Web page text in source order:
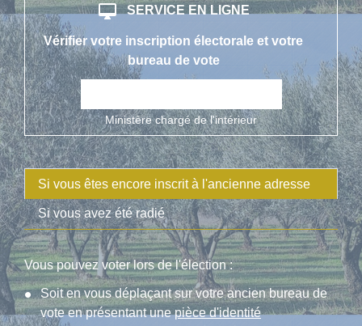
desktop_mac SERVICE EN LIGNE
Vérifier votre inscription électorale et votre
bureau de vote
Ministère chargé de l'intérieur
Si vous êtes encore inscrit à l'ancienne adresse
Si vous avez été radié
Vous pouvez voter lors de l'élection :
Soit en vous déplaçant sur votre ancien bureau de
vote en présentant unepièce d'identité